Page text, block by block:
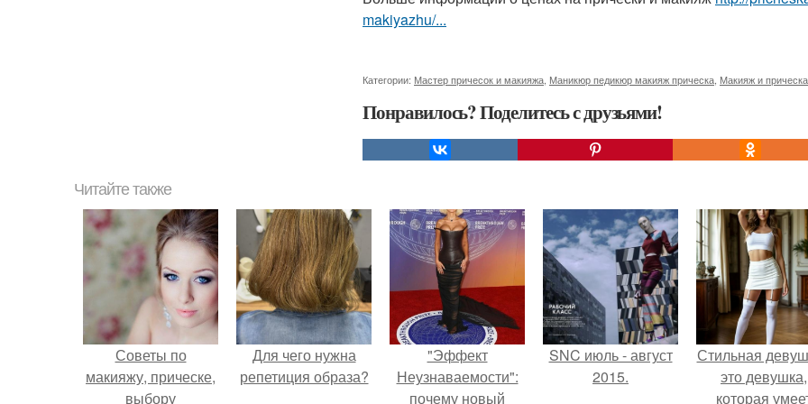
makiyazhu/...
Категории: Мастер причесок и макияжа Маникюр педикюр макияж прическа Макияж и
Понравилось? Поделитесь с друзьями!
Читайте также
Советы по
макияжу, прическе,
выбору
Для чего нужна
репетиция образа?
"Эффект
Неузнаваемости":
почему новый
SNC июль - август
2015.
Стильная
это девушка,
которая